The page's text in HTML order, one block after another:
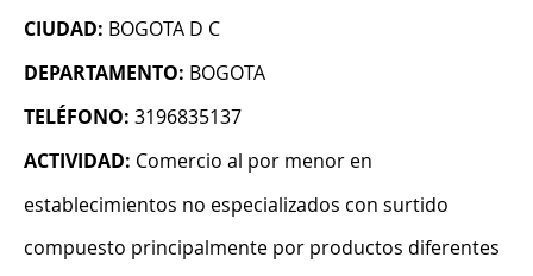
CIUDAD: BOGOTA D C
DEPARTAMENTO: BOGOTA
TELÉFONO: 3196835137
ACTIVIDAD: Comercio al por menor en
establecimientos no especializados con surtido
compuesto principalmente por productos diferentes